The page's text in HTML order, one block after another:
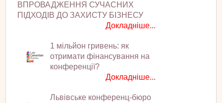
ВПРОВАДЖЕННЯ СУЧАСНИХ
ПІДХОДІВ ДО ЗАХИСТУ БІЗНЕСУ
Докладніше...
1 мільйон гривень: як
отримати фінансування на
конференції?
Докладніше...
Львівське конференц-бюро